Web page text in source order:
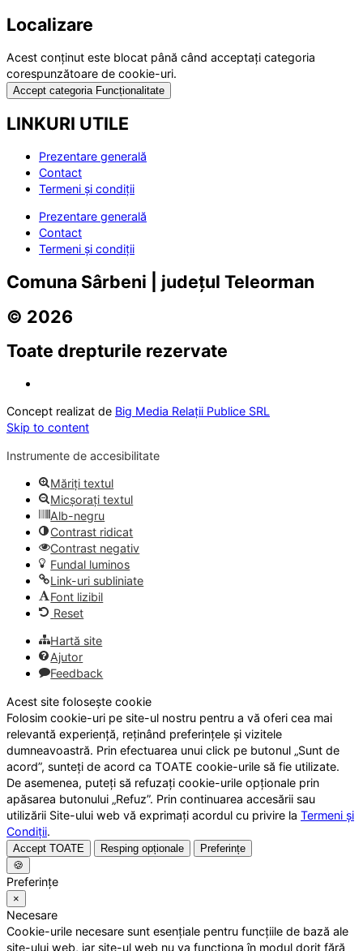
Localizare
Acest conținut este blocat până când acceptați categoria
corespunzătoare de cookie-uri.
Accept categoria Funcționalitate
LINKURI UTILE
Prezentare generală
Contact
Termeni și condiții
Prezentare generală
Contact
Termeni și condiții
Comuna Sârbeni | județul Teleorman
© 2026
Toate drepturile rezervate
Concept realizat de Big Media Relații Publice SRL
Skip to content
Instrumente de accesibilitate
Măriți textul
Micșorați textul
Alb-negru
Contrast ridicat
Contrast negativ
Fundal luminos
Link-uri subliniate
Font lizibil
Reset
Hartă site
Ajutor
Feedback
Acest site folosește cookie
Folosim cookie-uri pe site-ul nostru pentru a vă oferi cea mai
relevantă experiență, reținând preferințele și vizitele
dumneavoastră. Prin efectuarea unui click pe butonul „Sunt de
acord”, sunteți de acord ca TOATE cookie-urile să fie utilizate.
De asemenea, puteți să refuzați cookie-urile opționale prin
apăsarea butonului „Refuz”. Prin continuarea accesării sau
utilizării Site-ului web vă exprimați acordul cu privire la Termeni și
Condiții.
Accept TOATE Resping opționale
Preferințe
🍪
Preferințe
×
Necesare
Cookie-urile necesare sunt esențiale pentru funcțiile de bază ale
site-ului web, iar site-ul web nu va funcționa în modul dorit fără